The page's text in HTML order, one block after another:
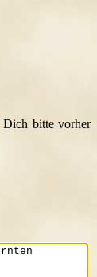
Dich bitte vorher